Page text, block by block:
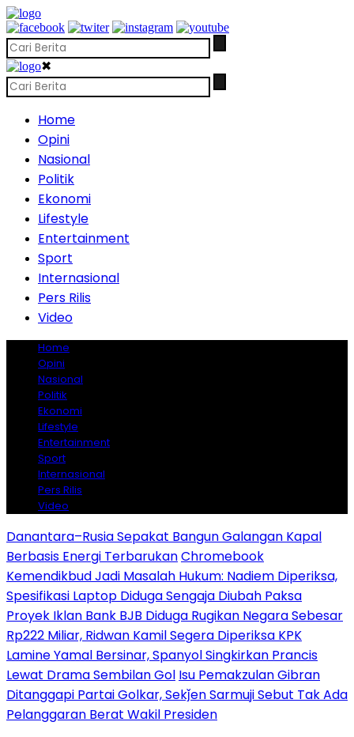
✖
Home
Opini
Nasional
Politik
Ekonomi
Lifestyle
Entertainment
Sport
Internasional
Pers Rilis
Video
Home
Opini
Nasional
Politik
Ekonomi
Lifestyle
Entertainment
Sport
Internasional
Pers Rilis
Video
Danantara–Rusia Sepakat Bangun Galangan Kapal
Berbasis Energi TerbarukanChromebook
Kemendikbud Jadi Masalah Hukum: Nadiem Diperiksa,
Spesifikasi Laptop Diduga Sengaja Diubah Paksa
Proyek Iklan Bank BJB Diduga Rugikan Negara Sebesar
Rp222 Miliar, Ridwan Kamil Segera Diperiksa KPK
Lamine Yamal Bersinar, Spanyol Singkirkan Prancis
Lewat Drama Sembilan Gol Isu Pemakzulan Gibran
Ditanggapi Partai Golkar, Sekǰen Sarmuji Sebut Tak Ada
Pelanggaran Berat Wakil Presiden